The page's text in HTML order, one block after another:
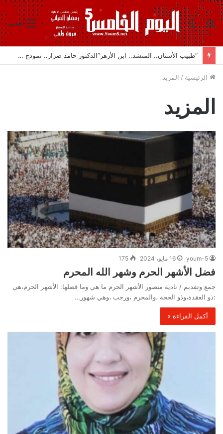
القائمة
بحث
عن
الوضع
المظلم
“طبيب الأسنان.. المنشد.. ابن الأزهر”الدكتور حامد صرار.. نموذج مشرف من الشرقية
الرئيسية / المزيد
المزيد
youm-5 16 مايو، 2024 175
فضل الأشهر الحرم وشهر الله المحرم
جمع وتقدبم / نادية منصور الأشهر الحرم ما هي وما فضلها: الأشهر الحرم،هي
:ذو العقدة،وذو الحجة ،والمحرم ،ورجب ،وهي شهور…
أكمل القراءة »